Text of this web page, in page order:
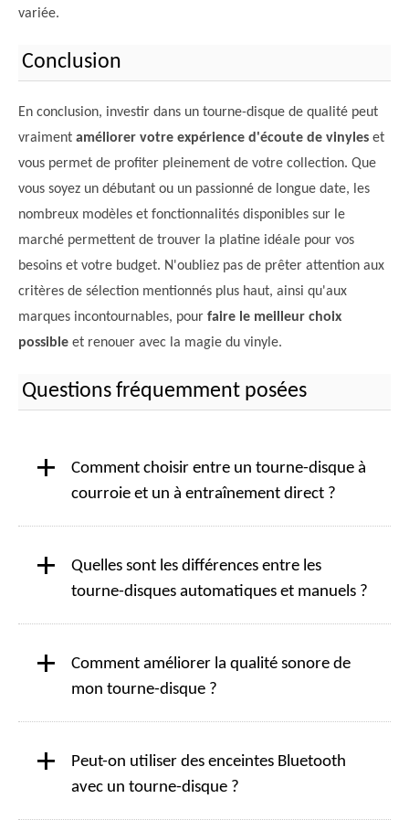
variée.
Conclusion
En conclusion, investir dans un tourne-disque de qualité peut
vraiment améliorer votre expérience d'écoute de vinyles et
vous permet de profiter pleinement de votre collection. Que
vous soyez un débutant ou un passionné de longue date, les
nombreux modèles et fonctionnalités disponibles sur le
marché permettent de trouver la platine idéale pour vos
besoins et votre budget. N'oubliez pas de prêter attention aux
critères de sélection mentionnés plus haut, ainsi qu'aux
marques incontournables, pour faire le meilleur choix
possible et renouer avec la magie du vinyle.
Questions fréquemment posées
+
Comment choisir entre un tourne-disque à
courroie et un à entraînement direct ?
+
Quelles sont les différences entre les
tourne-disques automatiques et manuels ?
+
Comment améliorer la qualité sonore de
mon tourne-disque ?
+
Peut-on utiliser des enceintes Bluetooth
avec un tourne-disque ?